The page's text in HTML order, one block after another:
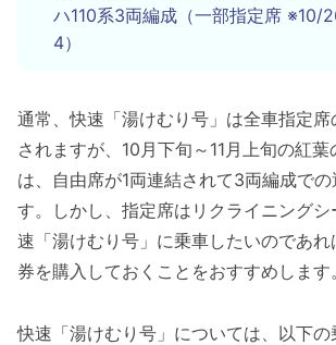
ハ110系3両編成（一部指定席 ※10/
4）
通常、快速「湯けむり号」は全車指定
されますが、10月下旬～11月上旬の紅
は、自由席が1両連結されて3両編成での
す。しかし、指定席はリクライニング
速「湯けむり号」に乗車したいのであ
券を購入しておくことをおすすめします。
快速「湯けむり号」については、以下